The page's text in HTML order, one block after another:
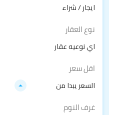
ايجار / شراء
نوع العقار
اي نوعيه عقار
اقل سعر
السعر يبدا من
غرف النوم